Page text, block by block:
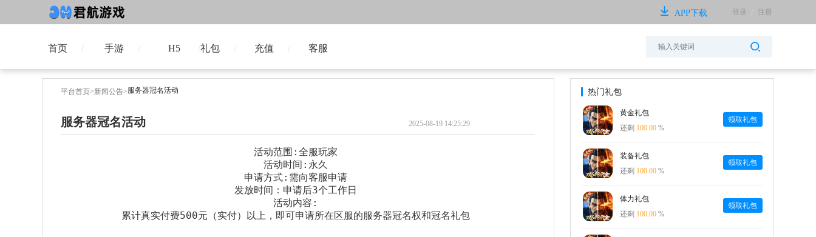
APP下载 登录 注册
首页 手游 H5 礼包 充值 客服
平台首页>新闻公告>服务器冠名活动
服务器冠名活动 2025-08-19 14:25:29
活动范围:全服玩家
活动时间:永久
申请方式:需向客服申请
发放时间：申请后3个工作日
活动内容:
累计真实付费500元（实付）以上，即可申请所在区服的服务器冠名权和冠名礼包
热门礼包
黄金礼包
还剩 100.00 %
领取礼包
装备礼包
还剩 100.00 %
领取礼包
体力礼包
还剩 100.00 %
领取礼包